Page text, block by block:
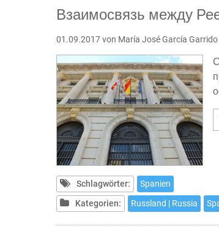
Взаимосвязь между
01.09.2017von María José García Garrido
Schlagwörter:
Spanien
Kategorien:
Russland | Russia